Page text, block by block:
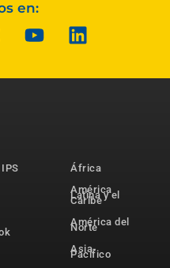
en:
África
América
Latina y el
Caribe
América del
Norte
Asia-
Pacífico